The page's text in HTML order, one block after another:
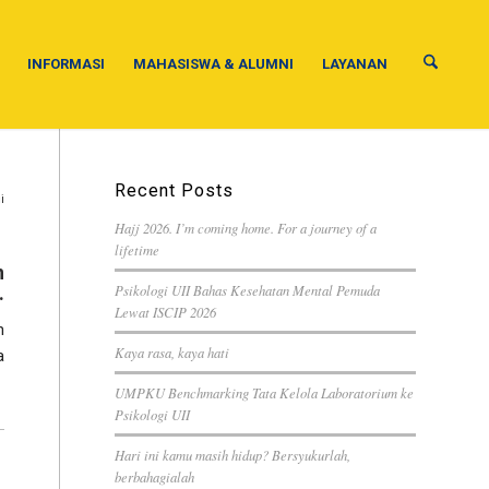
INFORMASI MAHASISWA & ALUMNI LAYANAN
Recent Posts
Hajj 2026. I’m coming home. For a journey of a
lifetime
Psikologi UII Bahas Kesehatan Mental Pemuda
Lewat ISCIP 2026
Kaya rasa, kaya hati
UMPKU Benchmarking Tata Kelola Laboratorium ke
Psikologi UII
Hari ini kamu masih hidup? Bersyukurlah,
berbahagialah